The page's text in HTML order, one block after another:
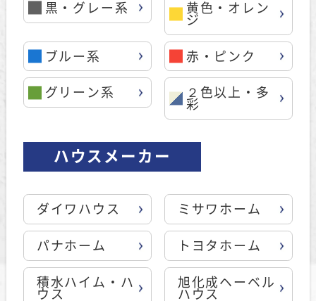
黒・グレー系
黄色・オレン
ジ
ブルー系 赤・ピンク
グリーン系
２色以上・多
彩
ハウスメーカー
ダイワハウス ミサワホーム
パナホーム トヨタホーム
積水ハイム・ハ
ウス
旭化成ヘーベル
ハウス